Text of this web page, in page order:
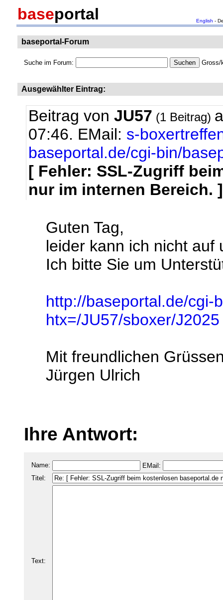
baseportal English -
baseportal-Forum
Suche im Forum: Gross/
Ausgewählter Eintrag:
Beitrag von JU57 (1 Beitrag)
07:46. EMail: s-
baseportal.de/cgi-bin/
[ Fehler: SSL-Zugriff
nur im internen Bereich. ]
Guten Tag,
leider kann ich nicht auf
Ich bitte Sie um
http://baseportal.de/cgi-
htx=/JU57/sboxer/J2025
Mit freundlichen
Jürgen Ulrich
Ihre Antwort:
Name:
EMail:
Titel:
Text: